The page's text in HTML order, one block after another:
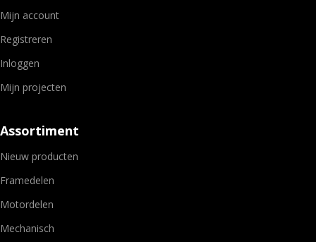
Mijn account
Registreren
Inloggen
Mijn projecten
Assortiment
Nieuw producten
Framedelen
Motordelen
Mechanisch